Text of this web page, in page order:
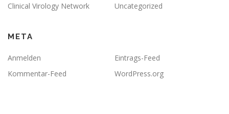
Clinical Virology Network Uncategorized
META
Anmelden
Eintrags-Feed
Kommentar-Feed
WordPress.org